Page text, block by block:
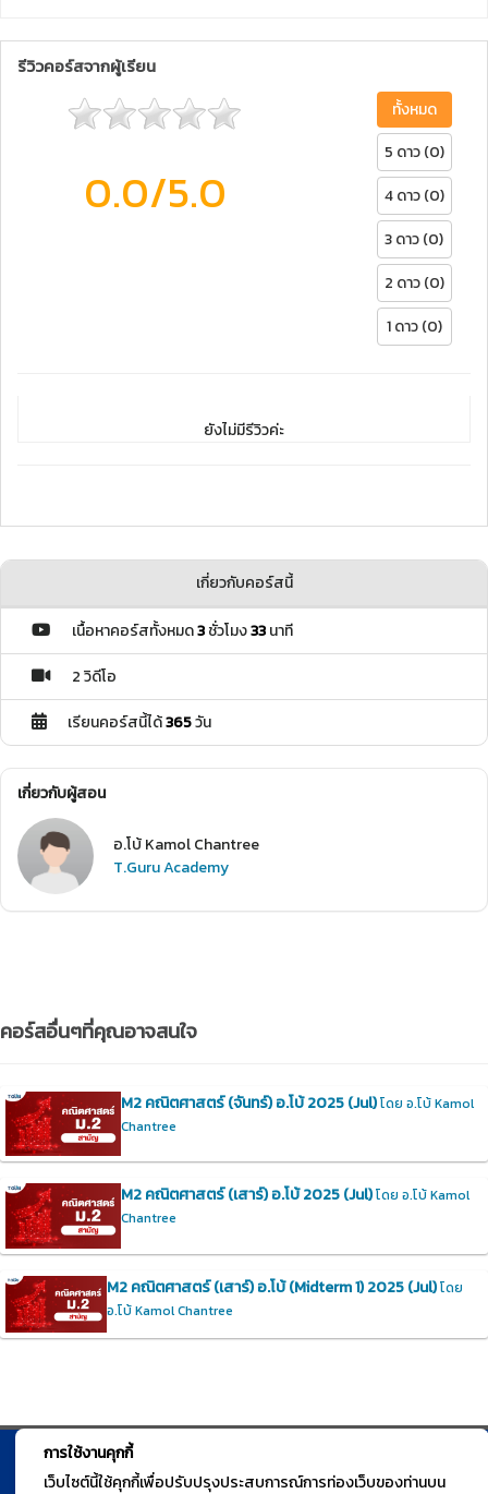
รีวิวคอร์สจากผู้เรียน
0.0/5.0
ทั้งหมด
5 ดาว (0)
4 ดาว (0)
3 ดาว (0)
2 ดาว (0)
1 ดาว (0)
ยังไม่มีรีวิวค่ะ
เกี่ยวกับคอร์สนี้
เนื้อหาคอร์สทั้งหมด3ชั่วโมง33นาที
2 วิดีโอ
เรียนคอร์สนี้ได้365วัน
เกี่ยวกับผู้สอน
อ.โบ้ Kamol Chantree
T.Guru Academy
คอร์สอื่นๆที่คุณอาจสนใจ
M2 คณิตศาสตร์ (จันทร์) อ.โบ้ 2025 (Jul)โดย อ.โบ้ Kamol
Chantree
M2 คณิตศาสตร์ (เสาร์) อ.โบ้ 2025 (Jul)โดย อ.โบ้ Kamol
Chantree
M2 คณิตศาสตร์ (เสาร์) อ.โบ้ (Midterm 1) 2025 (Jul)โดย
อ.โบ้ Kamol Chantree
การใช้งานคุกกี้
เว็บไซต์นี้ใช้คุกกี้เพื่อปรับปรุงประสบการณ์การท่องเว็บของท่านบน
© TGURU.online 2026 All right reserved. v1.0 Powered by Course